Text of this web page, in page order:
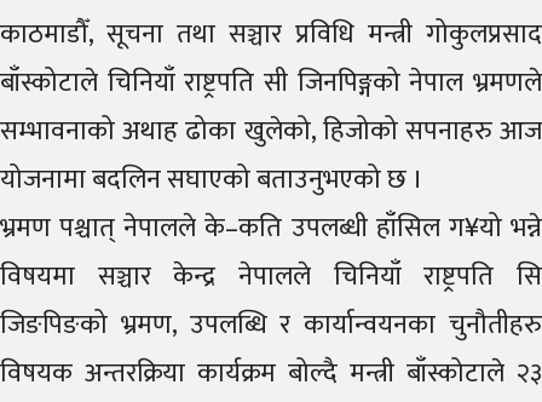
काठमाडौँ, सूचना तथा सञ्चार प्रविधि मन्त्री गोकुलप्रसाद
बाँस्कोटाले चिनियाँ राष्ट्रपति सी जिनपिङ्गको नेपाल भ्रमणले
सम्भावनाको अथाह ढोका खुलेको, हिजोको सपनाहरु आज
योजनामा बदलिन सघाएको बताउनुभएको छ ।
भ्रमण पश्चात् नेपालले के–कति उपलब्धी हाँसिल ग¥यो भन्ने
विषयमा सञ्चार केन्द्र नेपालले चिनियाँ राष्ट्रपति सि
जिङपिङको भ्रमण, उपलब्धि र कार्यान्वयनका चुनौतीहरु
विषयक अन्तरक्रिया कार्यक्रम बोल्दै मन्त्री बाँस्कोटाले २३